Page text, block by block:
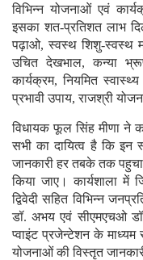
विभिन्न योजनाओं एवं
इसका शत-प्रतिशत लाभ
पढ़ाओ, स्वस्थ शिशु-स्वस्थ
उचित देखभाल, कन्या
कार्यक्रम, नियमित
प्रभावी उपाय, राजश्री
विधायक फूल सिंह मीणा ने
सभी का दायित्व है कि
जानकारी हर तबके तक
किया जाए। कार्यशाला में
द्विवेदी सहित विभिन्न
डॉ. अभय एवं सीएमएचओ
प्वाइंट प्रजेन्टेशन के माध्यम
योजनाओं की विस्तृत